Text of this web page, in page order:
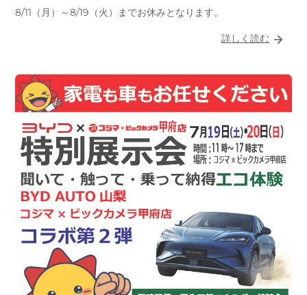
8/11（月）～8/19（火）までお休みとなります。
詳しく読む